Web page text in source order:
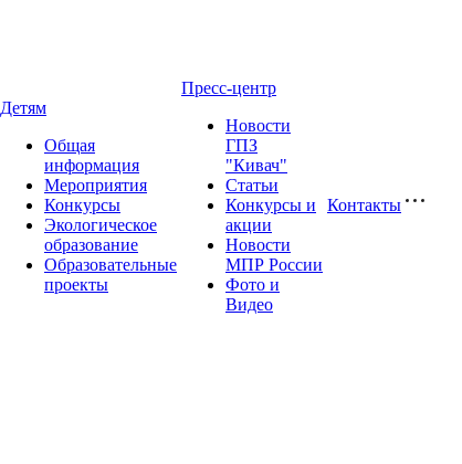
Детям
Общая
информация
Мероприятия
Конкурсы
Экологическое
образование
Образовательные
проекты
Пресс-центр
Новости
ГПЗ
"Кивач"
Статьи
Конкурсы и
акции
Новости
МПР России
Фото и
Видео
Контакты